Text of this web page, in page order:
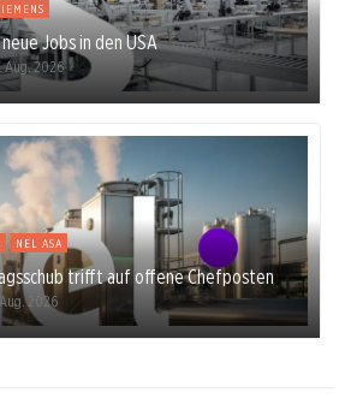
Jobs in den USA
Aug. 2026
NEL ASA
trifft auf offene Chefposten
2026